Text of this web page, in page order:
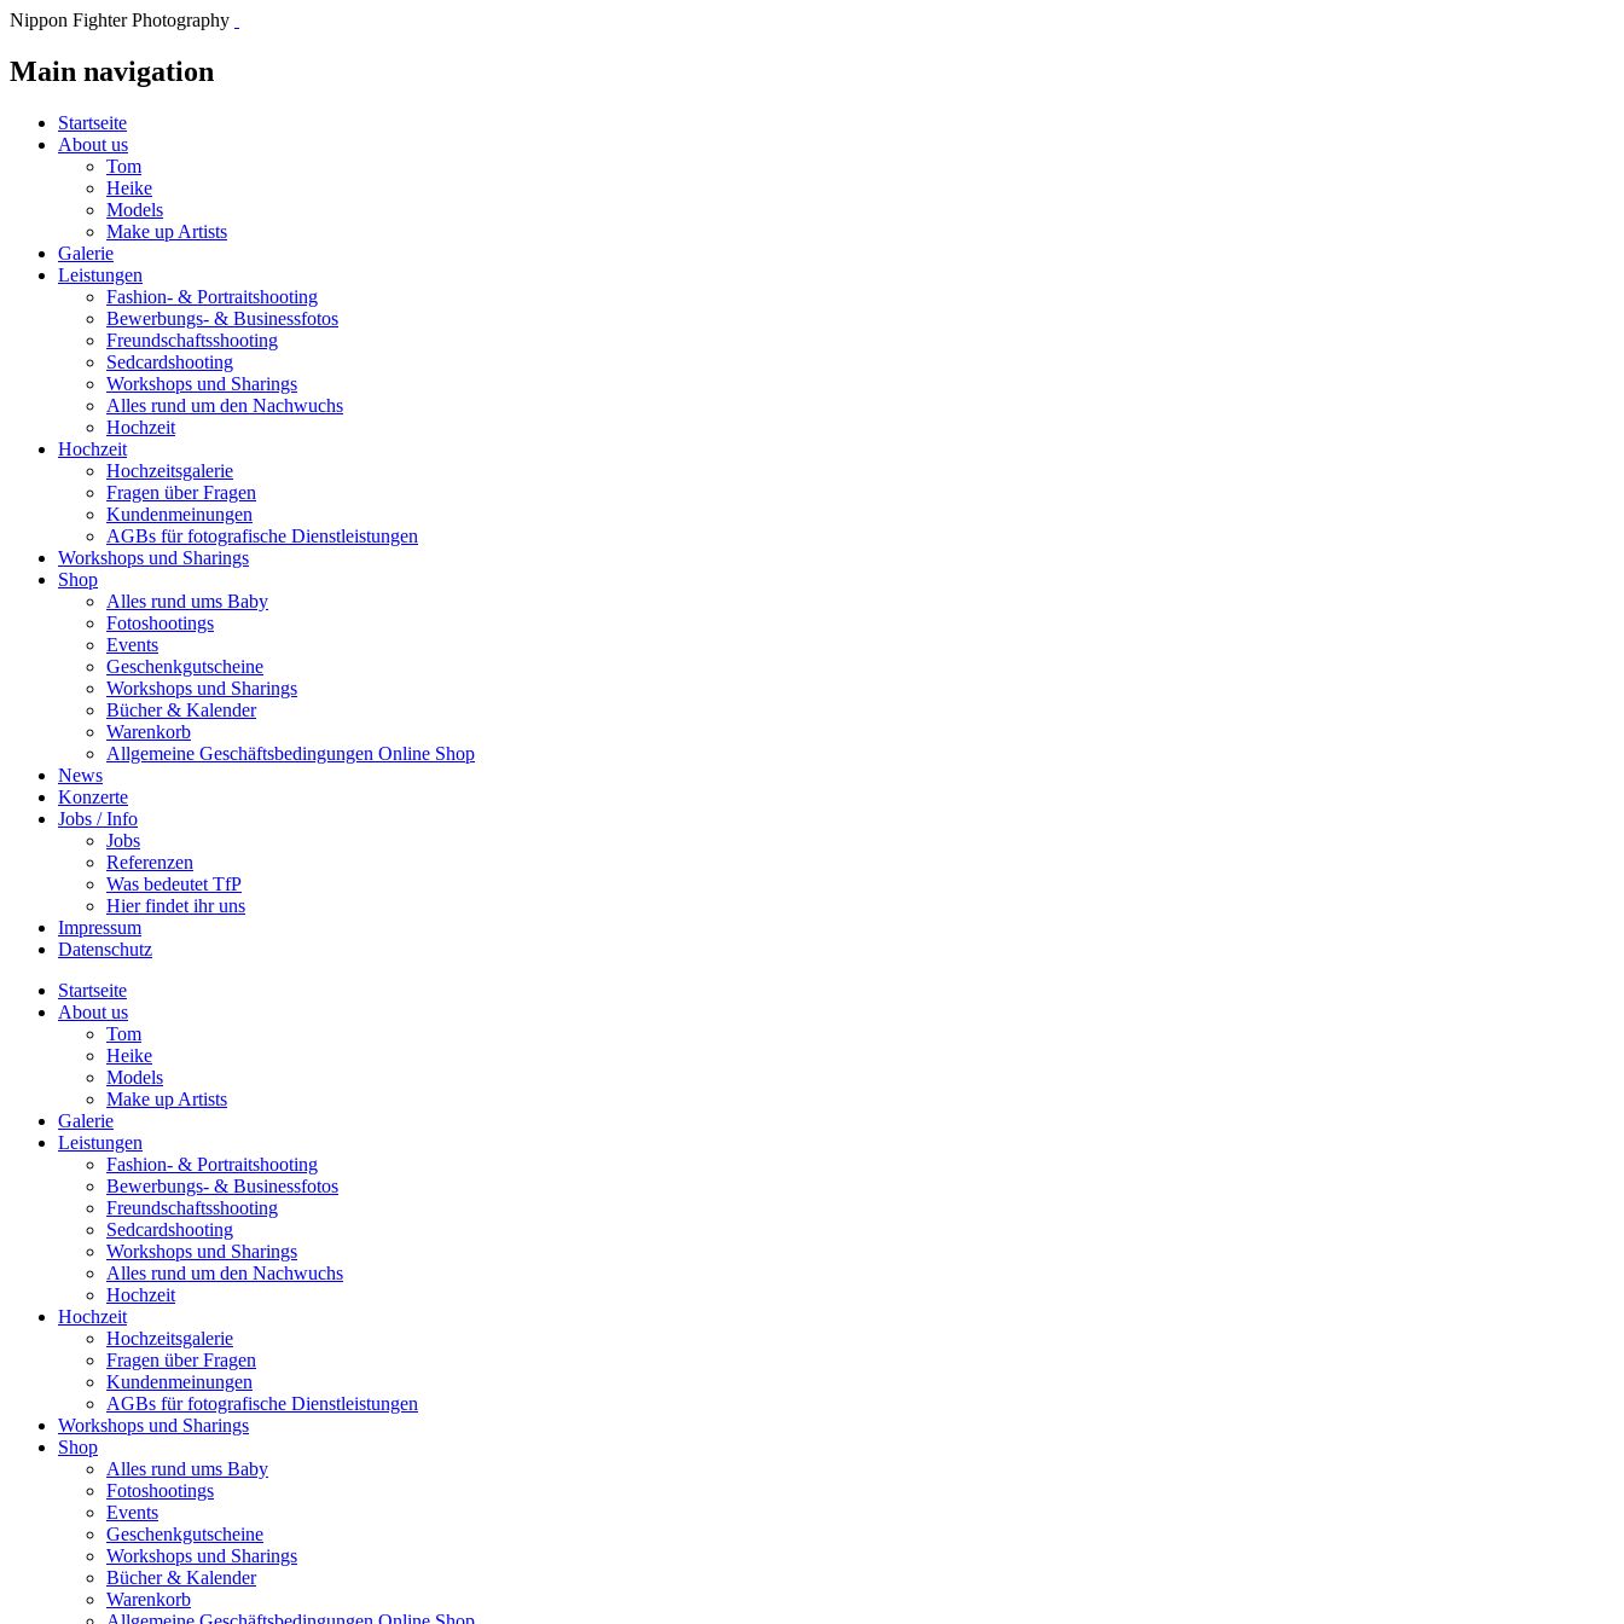
Nippon Fighter Photography
Main navigation
Startseite
About us
Tom
Heike
Models
Make up Artists
Galerie
Leistungen
Fashion- & Portraitshooting
Bewerbungs- & Businessfotos
Freundschaftsshooting
Sedcardshooting
Workshops und Sharings
Alles rund um den Nachwuchs
Hochzeit
Hochzeit
Hochzeitsgalerie
Fragen über Fragen
Kundenmeinungen
AGBs für fotografische Dienstleistungen
Workshops und Sharings
Shop
Alles rund ums Baby
Fotoshootings
Events
Geschenkgutscheine
Workshops und Sharings
Bücher & Kalender
Warenkorb
Allgemeine Geschäftsbedingungen Online Shop
News
Konzerte
Jobs / Info
Jobs
Referenzen
Was bedeutet TfP
Hier findet ihr uns
Impressum
Datenschutz
Startseite
About us
Tom
Heike
Models
Make up Artists
Galerie
Leistungen
Fashion- & Portraitshooting
Bewerbungs- & Businessfotos
Freundschaftsshooting
Sedcardshooting
Workshops und Sharings
Alles rund um den Nachwuchs
Hochzeit
Hochzeit
Hochzeitsgalerie
Fragen über Fragen
Kundenmeinungen
AGBs für fotografische Dienstleistungen
Workshops und Sharings
Shop
Alles rund ums Baby
Fotoshootings
Events
Geschenkgutscheine
Workshops und Sharings
Bücher & Kalender
Warenkorb